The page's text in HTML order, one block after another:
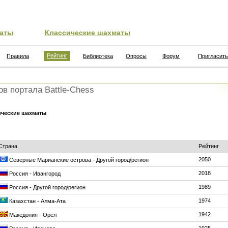
Классические шахматы
Правила Рейтинг Библиотека Опросы Форум
портала Battle-Chess
шахматы
Рейтинг
Северные Марианские острова - Другой город/регион 2050
Россия - Ивангород 2018
Россия - Другой город/регион 1989
Казахстан - Алма-Ата 1974
Македония - Орел 1942